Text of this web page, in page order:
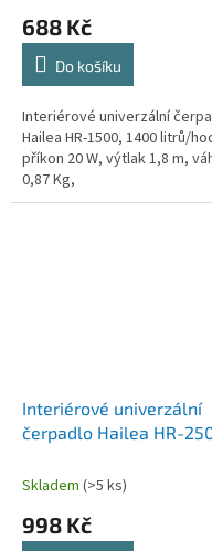
688 Kč
Do košíku
Interiérové univerzální
Hailea HR-1500, 1400 litrů/
příkon 20 W, výtlak 1,8 m,
0,87 Kg,
Interiérové univerzální
čerpadlo Hailea HR-
W, výtlak 2,15 m, váha
Skladem (>5 ks)
998 Kč